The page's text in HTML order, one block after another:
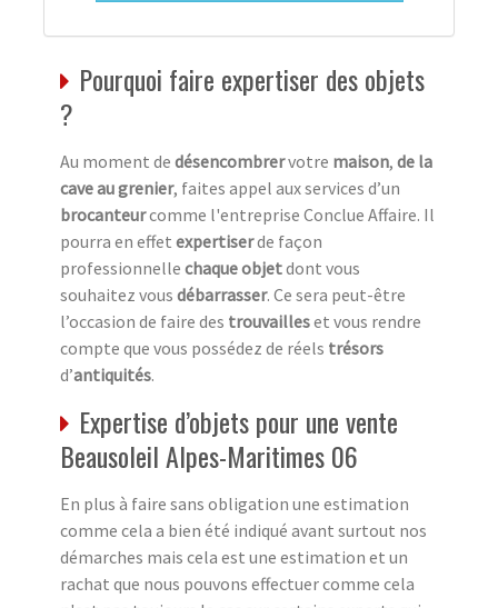
Pourquoi faire expertiser des objets
?
Au moment de désencombrervotre maison, de la
cave au grenier, faites appel aux services d’un
brocanteurcomme l'entreprise Conclue Affaire. Il
pourra en effet expertiserde façon
professionnelle chaque objetdont vous
souhaitez vous débarrasser. Ce sera peut-être
l’occasion de faire des trouvailleset vous rendre
compte que vous possédez de réels trésors
d’antiquités.
Expertise d’objets pour une vente
Beausoleil Alpes-Maritimes 06
En plus à faire sans obligation une estimation
comme cela a bien été indiqué avant surtout nos
démarches mais cela est une estimation et un
rachat que nous pouvons effectuer comme cela